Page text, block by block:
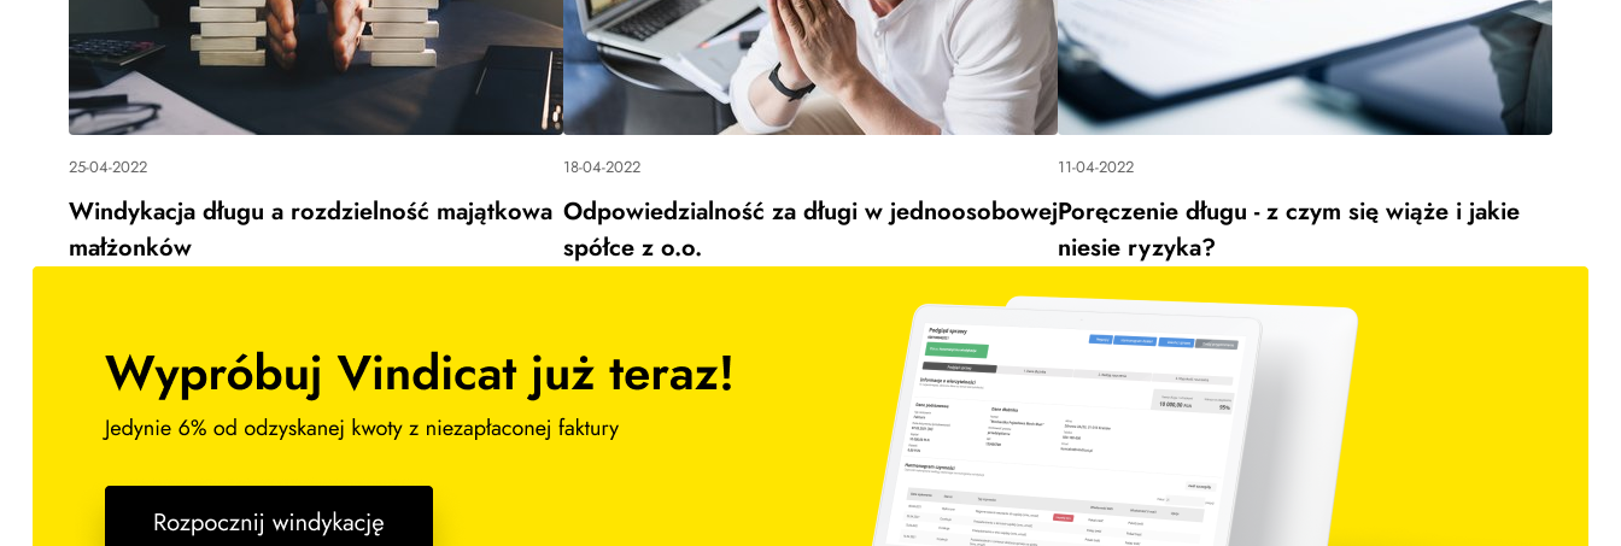
25-04-2022
Windykacja długu a rozdzielność majątkowa
małżonków
18-04-2022
Odpowiedzialność za długi w jednoosobowej
spółce z o.o.
11-04-2022
Poręczenie długu - z czym się wiąże i jakie
niesie ryzyka?